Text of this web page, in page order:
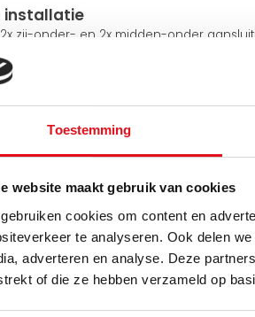
Toestemming
website maakt gebruik van cookies
cookies om content en
te analyseren. Ook delen
adverteren en analyse. Deze
of die ze hebben verzameld op
installatie
zij-onder- en 2x midden-onder
hartafstand aan de onderkant
omkeerbaar. Met de meegeleverde J-
waardoor dezelfde aansluiting
type 11 uitvoering is niet omkeerbaar.
eenvoudig aan te sluiten op
in verschillende uitvoeringen. Je
frontafwerkingen zoals geribbeld, vlak
(RAL 9005).
aansluitset mee te bestellen,
op te hangen en aan te sluiten.